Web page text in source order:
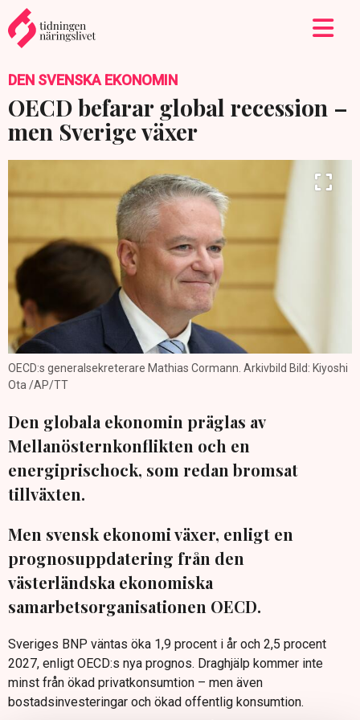
DEN SVENSKA EKONOMIN
OECD befarar global recession –
men Sverige växer
OECD:s generalsekreterare Mathias Cormann. Arkivbild Bild: Kiyoshi
Ota /AP/TT
Den globala ekonomin präglas av
Mellanösternkonflikten och en
energiprischock, som redan bromsat
tillväxten.
Men svensk ekonomi växer, enligt en
prognosuppdatering från den
västerländska ekonomiska
samarbetsorganisationen OECD.
Sveriges BNP väntas öka 1,9 procent i år och 2,5 procent
2027, enligt OECD:s nya prognos. Draghjälp kommer inte
minst från ökad privatkonsumtion – men även
bostadsinvesteringar och ökad offentlig konsumtion.